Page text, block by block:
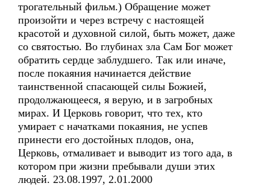
трогательный фильм.) Обращение может
произойти и через встречу с настоящей
красотой и духовной силой, быть может, даже
со святостью. Во глубинах зла Сам Бог может
обратить сердце заблудшего. Так или иначе,
после покаяния начинается действие
таинственной спасающей силы Божией,
продолжающееся, я верую, и в загробных
мирах. И Церковь говорит, что тех, кто
умирает с начатками покаяния, не успев
принести его достойных плодов, она,
Церковь, отмаливает и выводит из того ада, в
котором при жизни пребывали души этих
людей. 23.08.1997, 2.01.2000